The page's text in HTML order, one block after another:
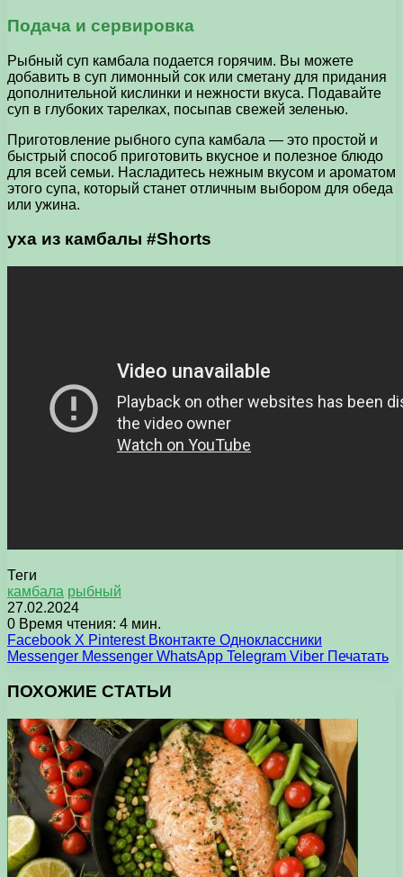
Подача и сервировка
Рыбный суп камбала подается горячим. Вы можете
добавить в суп лимонный сок или сметану для придания
дополнительной кислинки и нежности вкуса. Подавайте
суп в глубоких тарелках, посыпав свежей зеленью.
Приготовление рыбного супа камбала — это простой и
быстрый способ приготовить вкусное и полезное блюдо
для всей семьи. Насладитесь нежным вкусом и ароматом
этого супа, который станет отличным выбором для обеда
или ужина.
уха из камбалы #Shorts
Теги
камбала рыбный
27.02.2024
0 Время чтения: 4 мин.
Facebook X Pinterest Вконтакте Одноклассники
Messenger Messenger WhatsApp Telegram Viber Печатать
ПОХОЖИЕ СТАТЬИ